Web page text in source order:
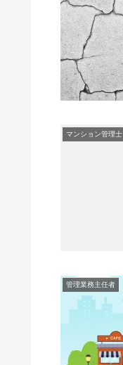
マンション管理士
管理業務主任者